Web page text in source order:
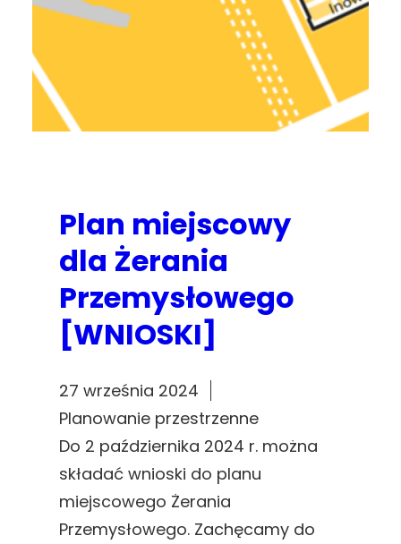
Plan miejscowy
dla Żerania
Przemysłowego
[WNIOSKI]
27 września 2024
Planowanie przestrzenne
Do 2 października 2024 r. można
składać wnioski do planu
miejscowego Żerania
Przemysłowego. Zachęcamy do